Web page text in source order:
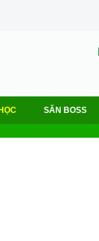
SĂN BOSS